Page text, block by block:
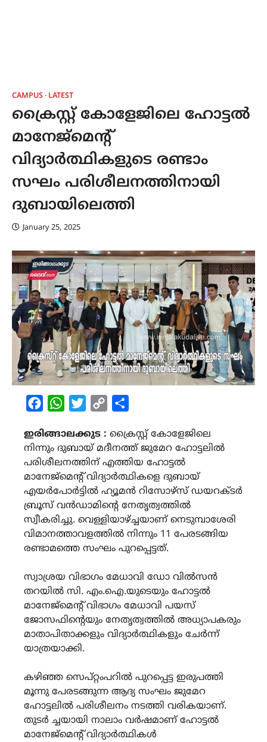
CAMPUS LATEST
ക്രൈസ്റ്റ് കോളേജിലെ ഹോട്ടൽ
മാനേജ്മെന്റ്
വിദ്യാർത്ഥികളുടെ രണ്ടാം
സഘം പരിശീലനത്തിനായി
ദുബായിലെത്തി
January 25, 2025
FacebookWhatsAppTwitterCopy
ഇരിങ്ങാലക്കുട : ക്രൈസ്റ്റ് കോളേജിലെ
നിന്നും ദുബായ് മദീനത്ത് ജുമേറ ഹോട്ടലിൽ
പരിശീലനത്തിന് എത്തിയ ഹോട്ടൽ
മാനേജ്മെൻ്റ് വിദ്യാർത്ഥികളെ ദുബായ്
എയർപോർട്ടിൽ ഹ്യൂമൻ റിസോഴ്സ് ഡയറക്ടർ
ബ്രൂസ് വൻഡാമിൻ്റെ നേതൃത്വത്തിൽ
സ്വീകരിച്ചു. വെള്ളിയാഴ്ച്ചയാണ് നെടുമ്പാശേരി
വിമാനത്താവളത്തിൽ നിന്നും 11 പേരടങ്ങിയ
രണ്ടാമത്തെ സംഘം പുറപ്പെട്ടത്.
സ്വാശ്രയ വിഭാഗം മേധാവി ഡോ വിൽസൻ
തറയിൽ സി. എം.ഐ.യുടെയും ഹോട്ടൽ
മാനേജ്മെൻ്റ് വിഭാഗം മേധാവി പയസ്
ജോസഫിൻ്റെയും നേതൃത്വത്തിൽ അധ്യാപകരും
മാതാപിതാക്കളും വിദ്യാർത്ഥികളും ചേർന്ന്
യാത്രയാക്കി.
കഴിഞ്ഞ സെപ്റ്റംപറിൽ പുറപ്പെട്ട ഇരുപത്തി
മൂന്നു പേരടങ്ങുന്ന ആദ്യ സംഘം ജുമേറ
ഹോട്ടലിൽ പരിശീലനം നടത്തി വരികയാണ്.
തുടർ ച്ചയായി നാലാം വർഷമാണ് ഹോട്ടൽ
മാനേജ്മെൻ്റ് വിദ്യാർത്ഥികൾ